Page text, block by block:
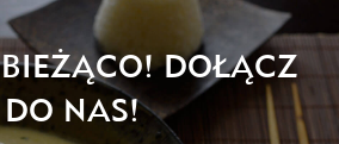
DOŁĄCZ
DO NAS!